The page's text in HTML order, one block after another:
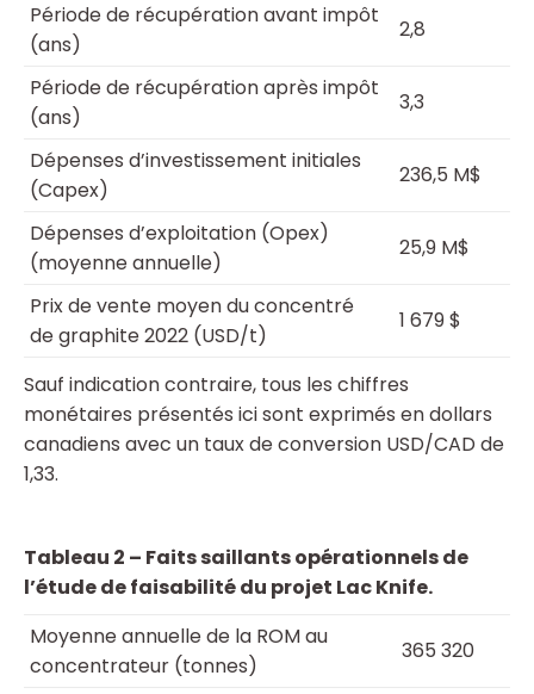
Période de récupération avant impôt
(ans)
2,8
Période de récupération après impôt
(ans)
3,3
Dépenses d’investissement initiales
(Capex)
236,5 M$
Dépenses d’exploitation (Opex)
(moyenne annuelle)
25,9 M$
Prix de vente moyen du concentré
de graphite 2022 (USD/t)
1 679 $
Sauf indication contraire, tous les chiffres
monétaires présentés ici sont exprimés en dollars
canadiens avec un taux de conversion USD/CAD de
1,33.
Tableau 2 – Faits saillants opérationnels de
l’étude de faisabilité du projet Lac Knife.
Moyenne annuelle de la ROM au
concentrateur (tonnes)
365 320